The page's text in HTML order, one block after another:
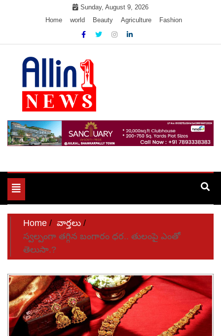
Sunday, August 9, 2026
Home
world Beauty Agriculture Fashion
Allin1news
Toggle
navigation
Home
వార్తలు
స్వల్పంగా తగ్గిన బంగారం ధర.. తులంపై ఎంతో
తెలుసా.?